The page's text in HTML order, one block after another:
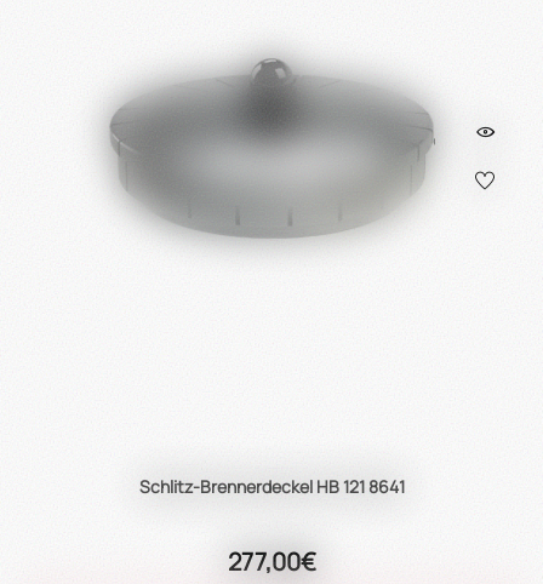
Schlitz-Brennerdeckel HB 121 8641
277,00€